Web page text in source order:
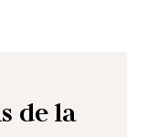
de la